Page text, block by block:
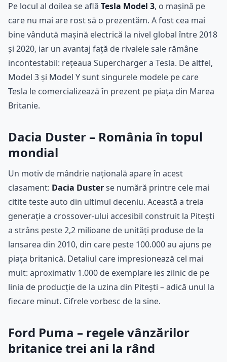
Pe locul al doilea se află Tesla Model 3, o mașină pe
care nu mai are rost să o prezentăm. A fost cea mai
bine vândută mașină electrică la nivel global între 2018
și 2020, iar un avantaj față de rivalele sale rămâne
incontestabil: rețeaua Supercharger a Tesla. De altfel,
Model 3 și Model Y sunt singurele modele pe care
Tesla le comercializează în prezent pe piața din Marea
Britanie.
Dacia Duster – România în topul
mondial
Un motiv de mândrie națională apare în acest
clasament: Dacia Dusterse numără printre cele mai
citite teste auto din ultimul deceniu. Această a treia
generație a crossover-ului accesibil construit la Pitești
a strâns peste 2,2 milioane de unități produse de la
lansarea din 2010, din care peste 100.000 au ajuns pe
piața britanică. Detaliul care impresionează cel mai
mult: aproximativ 1.000 de exemplare ies zilnic de pe
linia de producție de la uzina din Pitești – adică unul la
fiecare minut. Cifrele vorbesc de la sine.
Ford Puma – regele vânzărilor
britanice trei ani la rând